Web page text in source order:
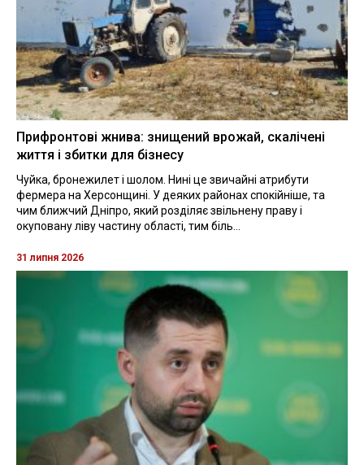
Прифронтові жнива: знищений врожай, скалічені
життя і збитки для бізнесу
Чуйка, бронежилет і шолом. Нині це звичайні атрибути
фермера на Херсонщині. У деяких районах спокійніше, та
чим ближчий Дніпро, який розділяє звільнену праву і
окуповану ліву частину області, тим біль...
31 липня 2026